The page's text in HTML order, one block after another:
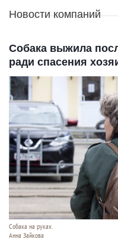
Новости компаний
Собака выжила
ради спасения
Собака на руках.
Анна Зайкова